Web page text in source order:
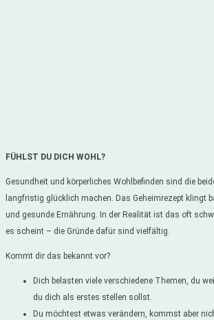
FÜHLST DU DICH WOHL?
Gesundheit und körperliches Wohlbefinden sind die
langfristig glücklich machen. Das Geheimrezept klingt
und gesunde Ernährung. In der Realität ist das oft
es scheint – die Gründe dafür sind vielfältig.
Kommt dir das bekannt vor?
Dich belasten viele verschiedene Themen, du
du dich als erstes stellen sollst.
Du möchtest etwas verändern, kommst aber